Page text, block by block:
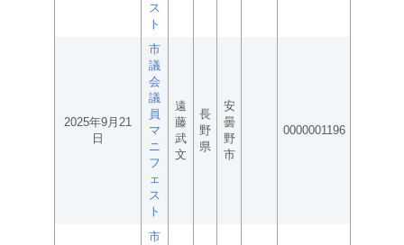
ス
ト
2025年9月21
日
市
議
会
議
員
マ
ニ
フ
ェ
ス
ト
遠
藤
武
文
長
野
県
安
曇
野
市
0000001196
市